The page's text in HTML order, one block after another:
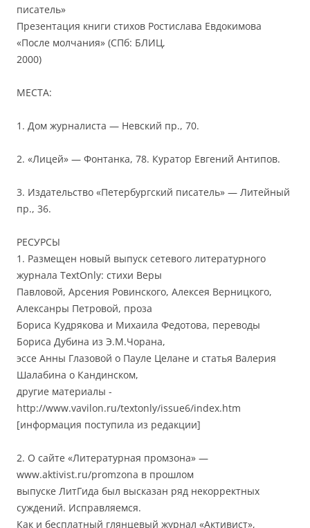
писатель»
Презентация книги стихов Ростислава Евдокимова
«После молчания» (СПб: БЛИЦ,
2000)
МЕСТА:
1. Дом журналиста — Невский пр., 70.
2. «Лицей» — Фонтанка, 78. Куратор Евгений Антипов.
3. Издательство «Петербургский писатель» — Литейный
пр., 36.
РЕСУРСЫ
1. Размещен новый выпуск сетевого литературного
журнала TextOnly: стихи Веры
Павловой, Арсения Ровинского, Алексея Верницкого,
Алексанры Петровой, проза
Бориса Кудрякова и Михаила Федотова, переводы
Бориса Дубина из Э.М.Чорана,
эссе Анны Глазовой о Пауле Целане и статья Валерия
Шалабина о Кандинском,
другие материалы -
http://www.vavilon.ru/textonly/issue6/index.htm
[информация поступила из редакции]
2. О сайте «Литературная промзона» —
www.aktivist.ru/promzona в прошлом
выпуске ЛитГида был высказан ряд некорректных
суждений. Исправляемся.
Как и бесплатный глянцевый журнал «Активист»,